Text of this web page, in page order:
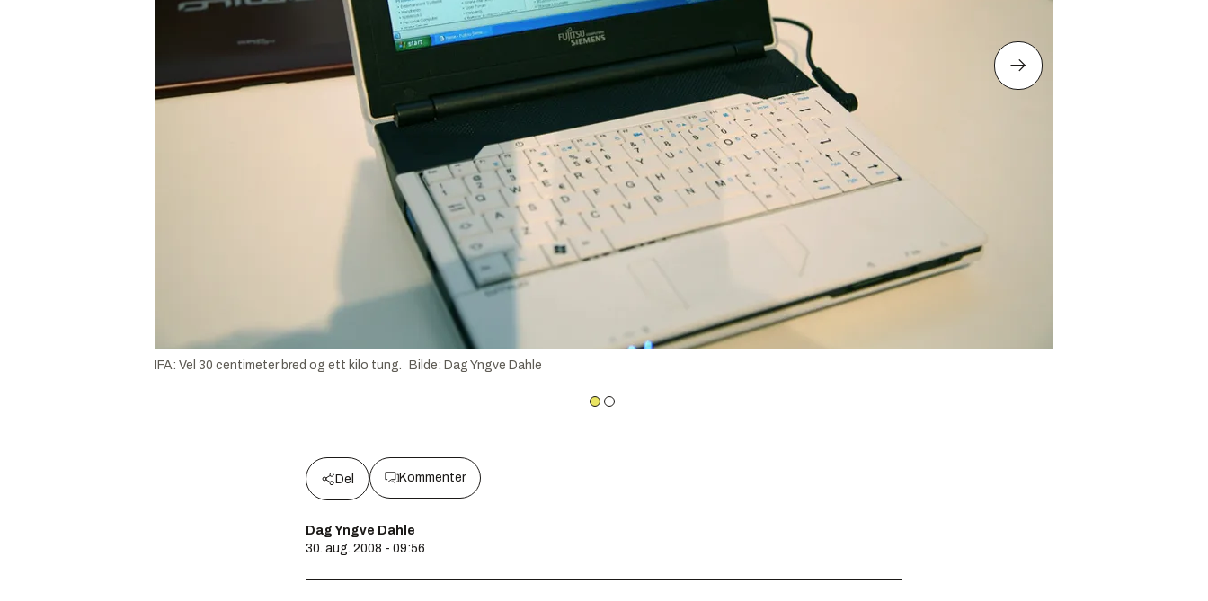
IFA: Vel 30 centimeter bred og ett kilo tung. Bilde: Dag Yngve Dahle
Del Kommenter
Dag Yngve Dahle
30. aug. 2008 - 09:56